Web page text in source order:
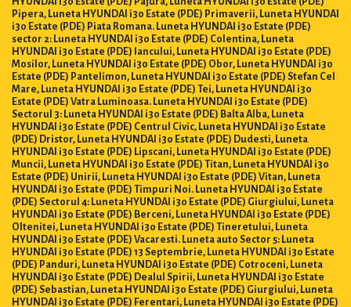
Pipera, Luneta HYUNDAI i30 Estate (PDE) Primaverii, Luneta HYUNDAI
i30 Estate (PDE) Piata Romana. Luneta HYUNDAI i30 Estate (PDE)
sector 2: Luneta HYUNDAI i30 Estate (PDE) Colentina, Luneta
HYUNDAI i30 Estate (PDE) Iancului, Luneta HYUNDAI i30 Estate (PDE)
Mosilor, Luneta HYUNDAI i30 Estate (PDE) Obor, Luneta HYUNDAI i30
Estate (PDE) Pantelimon, Luneta HYUNDAI i30 Estate (PDE) Stefan Cel
Mare, Luneta HYUNDAI i30 Estate (PDE) Tei, Luneta HYUNDAI i30
Estate (PDE) Vatra Luminoasa. Luneta HYUNDAI i30 Estate (PDE)
Sectorul 3: Luneta HYUNDAI i30 Estate (PDE) Balta Alba, Luneta
HYUNDAI i30 Estate (PDE) Centrul Civic, Luneta HYUNDAI i30 Estate
(PDE) Dristor, Luneta HYUNDAI i30 Estate (PDE) Dudesti, Luneta
HYUNDAI i30 Estate (PDE) Lipscani, Luneta HYUNDAI i30 Estate (PDE)
Muncii, Luneta HYUNDAI i30 Estate (PDE) Titan, Luneta HYUNDAI i30
Estate (PDE) Unirii, Luneta HYUNDAI i30 Estate (PDE) Vitan, Luneta
HYUNDAI i30 Estate (PDE) Timpuri Noi. Luneta HYUNDAI i30 Estate
(PDE) Sectorul 4: Luneta HYUNDAI i30 Estate (PDE) Giurgiului, Luneta
HYUNDAI i30 Estate (PDE) Berceni, Luneta HYUNDAI i30 Estate (PDE)
Oltenitei, Luneta HYUNDAI i30 Estate (PDE) Tineretului, Luneta
HYUNDAI i30 Estate (PDE) Vacaresti. Luneta auto Sector 5: Luneta
HYUNDAI i30 Estate (PDE) 13 Septembrie, Luneta HYUNDAI i30 Estate
(PDE) Panduri, Luneta HYUNDAI i30 Estate (PDE) Cotroceni, Luneta
HYUNDAI i30 Estate (PDE) Dealul Spirii, Luneta HYUNDAI i30 Estate
(PDE) Sebastian, Luneta HYUNDAI i30 Estate (PDE) Giurgiului, Luneta
HYUNDAI i30 Estate (PDE) Ferentari, Luneta HYUNDAI i30 Estate (PDE)